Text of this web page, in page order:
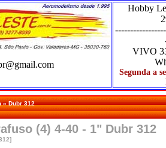
Hobby
VIVO
Segunda a
»Dubr 312
(4) 4-40 - 1" Dubr 312